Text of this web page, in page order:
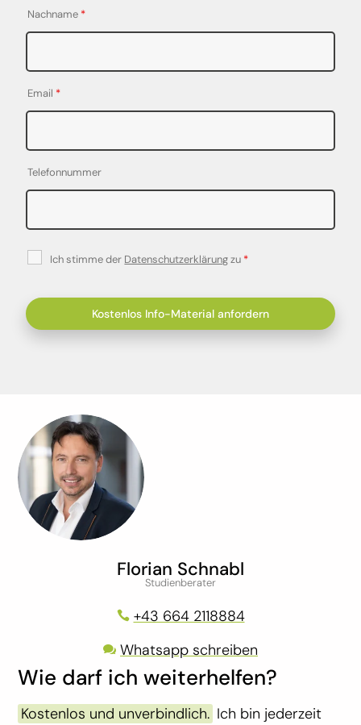
Nachname *
Email *
Telefonnummer
Ich stimme der Datenschutzerklärungzu *
Wie darf ich weiterhelfen?
Kostenlos und unverbindlich. Ich bin jederzeit
Florian Schnabl
Studienberater
 +43 664 2118884
 Whatsapp schreiben